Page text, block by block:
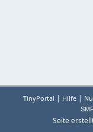
TinyPortal | Hilfe |
Seite